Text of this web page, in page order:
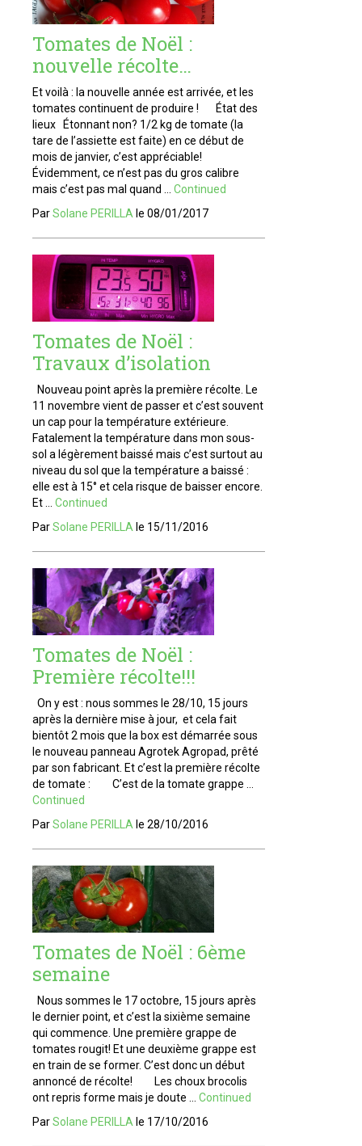
Tomates de Noël :
nouvelle récolte…
Et voilà : la nouvelle année est arrivée, et les
tomates continuent de produire ! État des
lieux Étonnant non? 1/2 kg de tomate (la
tare de l’assiette est faite) en ce début de
mois de janvier, c’est appréciable!
Évidemment, ce n’est pas du gros calibre
mais c’est pas mal quand … Continued
ParSolane PERILLA le 08/01/2017
Tomates de Noël :
Travaux d’isolation
Nouveau point après la première récolte. Le
11 novembre vient de passer et c’est souvent
un cap pour la température extérieure.
Fatalement la température dans mon sous-
sol a légèrement baissé mais c’est surtout au
niveau du sol que la température a baissé :
elle est à 15° et cela risque de baisser encore.
Et … Continued
ParSolane PERILLA le 15/11/2016
Tomates de Noël :
Première récolte!!!
On y est : nous sommes le 28/10, 15 jours
après la dernière mise à jour, et cela fait
bientôt 2 mois que la box est démarrée sous
le nouveau panneau Agrotek Agropad, prêté
par son fabricant. Et c’est la première récolte
de tomate : C’est de la tomate grappe …
Continued
ParSolane PERILLA le 28/10/2016
Tomates de Noël : 6ème
semaine
Nous sommes le 17 octobre, 15 jours après
le dernier point, et c’est la sixième semaine
qui commence. Une première grappe de
tomates rougit! Et une deuxième grappe est
en train de se former. C’est donc un début
annoncé de récolte! Les choux brocolis
ont repris forme mais je doute … Continued
ParSolane PERILLAle 17/10/2016